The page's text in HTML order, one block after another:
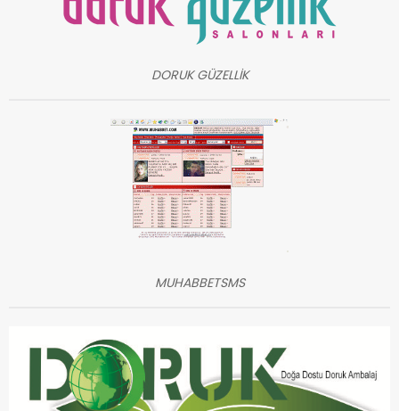
DORUK GÜZELLİK
MUHABBETSMS